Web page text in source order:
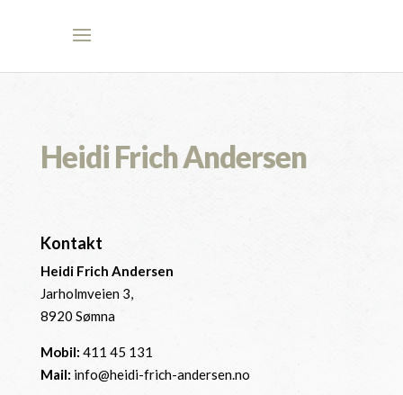
Heidi Frich Andersen
Kontakt
Heidi Frich Andersen
Jarholmveien 3,
8920 Sømna
Mobil: 411 45 131
Mail: info@heidi-frich-andersen.no